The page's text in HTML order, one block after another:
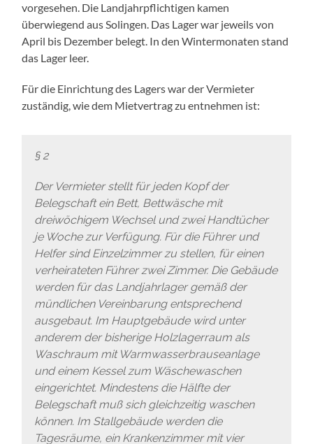
vorgesehen. Die Landjahrpflichtigen kamen
überwiegend aus Solingen. Das Lager war jeweils von
April bis Dezember belegt. In den Wintermonaten stand
das Lager leer.
Für die Einrichtung des Lagers war der Vermieter
zuständig, wie dem Mietvertrag zu entnehmen ist:
§ 2
Der Vermieter stellt für jeden Kopf der
Belegschaft ein Bett, Bettwäsche mit
dreiwöchigem Wechsel und zwei Handtücher
je Woche zur Verfügung. Für die Führer und
Helfer sind Einzelzimmer zu stellen, für einen
verheirateten Führer zwei Zimmer. Die Gebäude
werden für das Landjahrlager gemäß der
mündlichen Vereinbarung entsprechend
ausgebaut. Im Hauptgebäude wird unter
anderem der bisherige Holzlagerraum als
Waschraum mit Warmwasserbrauseanlage
und einem Kessel zum Wäschewaschen
eingerichtet. Mindestens die Hälfte der
Belegschaft muß sich gleichzeitig waschen
können. Im Stallgebäude werden die
Tagesräume, ein Krankenzimmer mit vier